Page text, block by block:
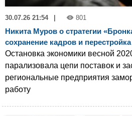
30.07.26 21:54 801
Никита Муров о стратегии
сохранение кадров и
Остановка экономики весной
парализовала цепи поставок и
региональные предприятия
работу